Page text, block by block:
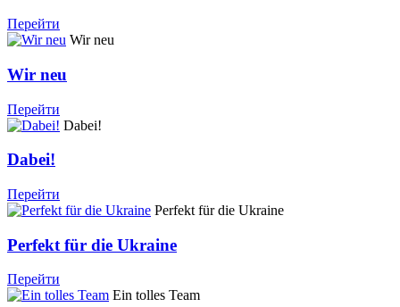
Перейти
Wir neu
Wir neu
Перейти
Dabei!
Dabei!
Перейти
Perfekt für die Ukraine
Perfekt für die Ukraine
Перейти
Ein tolles Team